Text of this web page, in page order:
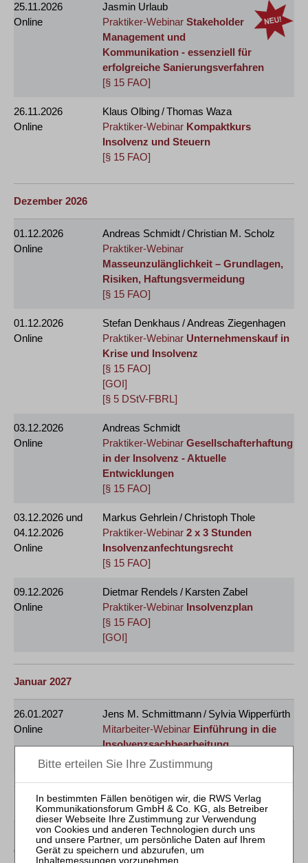
25.11.2026
Online
Jasmin Urlaub
Praktiker-Webinar Stakeholder
Management und
Kommunikation - essenziell für
erfolgreiche Sanierungsverfahren
[§ 15 FAO]
26.11.2026
Online
Klaus Olbing / Thomas Waza
Praktiker-Webinar Kompaktkurs
Insolvenz und Steuern
[§ 15 FAO]
Dezember 2026
01.12.2026
Online
Andreas Schmidt / Christian M. Scholz
Praktiker-Webinar
Masseunzulänglichkeit – Grundlagen,
Risiken, Haftungsvermeidung
[§ 15 FAO]
01.12.2026
Online
Stefan Denkhaus / Andreas Ziegenhagen
Praktiker-Webinar Unternehmenskauf in
Krise und Insolvenz
[§ 15 FAO]
[GOI]
[§ 5 DStV-FBRL]
03.12.2026
Online
Andreas Schmidt
Praktiker-Webinar Gesellschafterhaftung
in der Insolvenz - Aktuelle
Entwicklungen
[§ 15 FAO]
03.12.2026 und
04.12.2026
Online
Markus Gehrlein / Christoph Thole
Praktiker-Webinar 2 x 3 Stunden
Insolvenzanfechtungsrecht
[§ 15 FAO]
09.12.2026
Online
Dietmar Rendels / Karsten Zabel
Praktiker-Webinar Insolvenzplan
[§ 15 FAO]
[GOI]
Januar 2027
26.01.2027
Online
Jens M. Schmittmann / Sylvia Wipperfürth
Mitarbeiter-Webinar Einführung in die
Insolvenzsachbearbeitung
[GOI]
Februar 2027
16.02.2027
Online
Jens M. Schmittmann / Sylvia Wipperfürth
Mitarbeiter-WebinarVertiefung der